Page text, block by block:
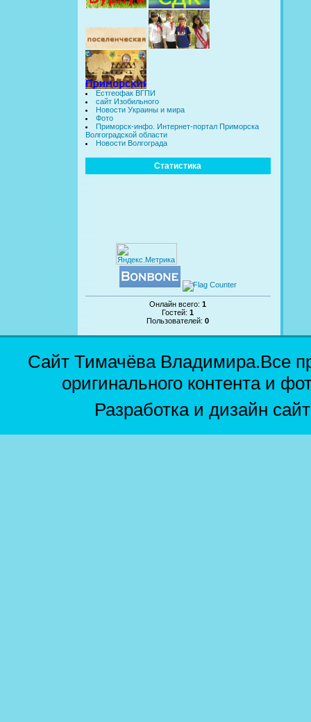
Естгеофак ВГПИ
сайт Изобильного
Новости Украины и мира
Фото
Приморск-инфо. Интернет-портал Приморска
Волгоградской области
Новости Волгограда
Статистика
Онлайн всего:1
Гостей:1
Пользователей:0
Сайт Тимачёва Владимира.Все
оригинального контента и
Разработка и дизайн